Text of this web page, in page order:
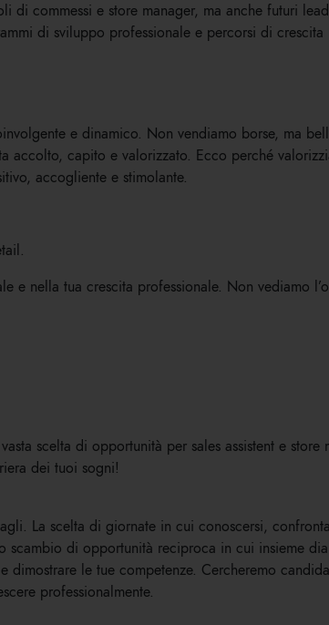
commessi e store manager, ma anche futuri
di sviluppo professionale e percorsi di crescita
e dinamico. Non vendiamo borse, ma
accolto, capito e valorizzato. Ecco perché
accogliente e stimolante.
e nella tua crescita professionale. Non vediamo
scelta di opportunità per sales assistent e store
dei tuoi sogni!
La scelta di giornate in cui conoscersi,
di opportunità reciproca in cui insieme
le tue competenze. Cercheremo
professionalmente.